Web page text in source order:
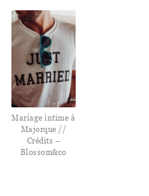
Mariage intime à
Majorque //
Crédits –
Blossom&co